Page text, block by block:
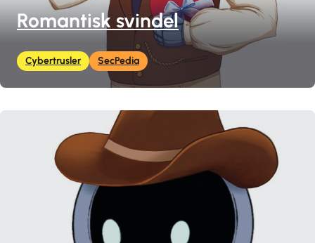
Romantisk svindel
Cybertrusler SecPedia